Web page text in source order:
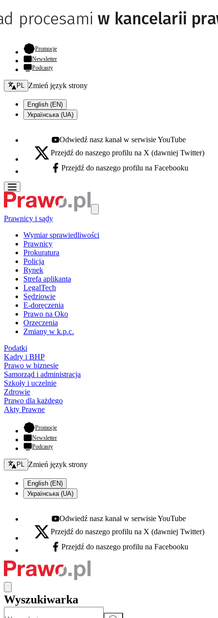
Promocje- otwiera się w nowej karcie
Newsletter
Podcasty
Zmień język - bieżący:
PL Zmień język strony
English (EN)
Українська (UA)
Youtube - otwiera się w nowej karcie
Odwiedź nasz kanał w serwisie YouTube
X - otwiera się w nowej karcie
Przejdź do naszego profilu na X (dawniej Twitter)
Facebook - otwiera się w nowej karcie
Przejdź do naszego profilu na Facebooku
Prawnicy i sądy
Wymiar sprawiedliwości
Prawnicy
Prokuratura
Policja
Rynek
Strefa aplikanta
LegalTech
Sędziowie
E-doręczenia
Prawo na Oko
Orzeczenia
Zmiany w k.p.c.
Podatki
Kadry i BHP
Prawo w biznesie
Samorząd i administracja
Szkoły i uczelnie
Zdrowie
Prawo dla każdego
Akty Prawne
Promocje- otwiera się w nowej karcie
Newsletter
Podcasty
Zmień język - bieżący:
PL Zmień język strony
English (EN)
Українська (UA)
Youtube - otwiera się w nowej karcie
Odwiedź nasz kanał w serwisie YouTube
X - otwiera się w nowej karcie
Przejdź do naszego profilu na X (dawniej Twitter)
Facebook - otwiera się w nowej karcie
Przejdź do naszego profilu na Facebooku
Wyszukiwarka